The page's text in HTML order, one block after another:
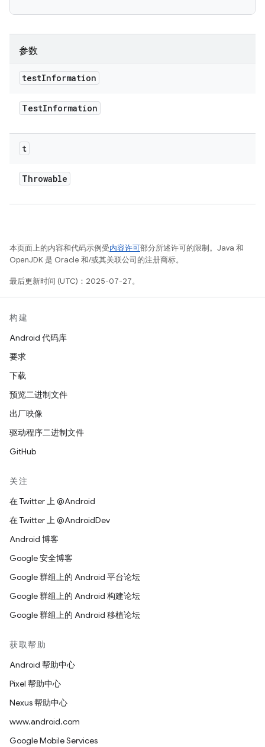
参数
testInformation
TestInformation
t
Throwable
本页面上的内容和代码示例受内容许可部分所述许可的限制。Java 和
OpenJDK 是 Oracle 和/或其关联公司的注册商标。
最后更新时间 (UTC)：2025-07-27。
构建
Android 代码库
要求
下载
预览二进制文件
出厂映像
驱动程序二进制文件
GitHub
关注
在 Twitter 上 @Android
在 Twitter 上 @AndroidDev
Android 博客
Google 安全博客
Google 群组上的 Android 平台论坛
Google 群组上的 Android 构建论坛
Google 群组上的 Android 移植论坛
获取帮助
Android 帮助中心
Pixel 帮助中心
Nexus 帮助中心
www.android.com
Google Mobile Services